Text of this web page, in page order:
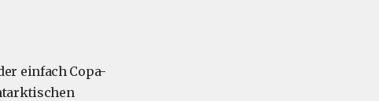
einfach Copa-